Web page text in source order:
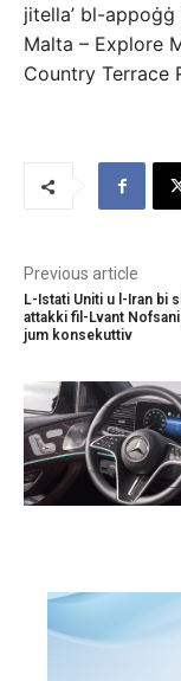
jitella’ bl-
Malta – Explore
Country Terrace
Previous article
L-Istati Uniti u l-Iran bi
attakki fil-Lvant
jum konsekuttiv